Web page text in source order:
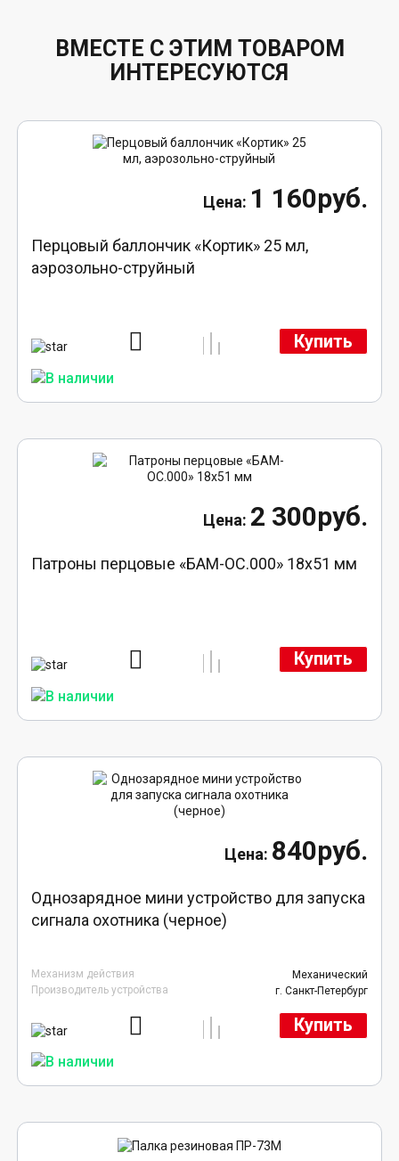
ВМЕСТЕ С ЭТИМ ТОВАРОМ
ИНТЕРЕСУЮТСЯ
1 160руб.
Перцовый баллончик «Кортик» 25 мл,
аэрозольно-струйный
Купить
2 300руб.
Патроны перцовые «БАМ-ОС.000» 18х51 мм
Купить
840руб.
Однозарядное мини устройство для запуска
сигнала охотника (черное)
Механизм действия
Механический
Производитель устройства
г. Санкт-Петербург
Купить